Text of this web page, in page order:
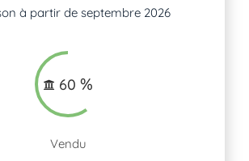
à partir de septembre 2026
60 %
Vendu